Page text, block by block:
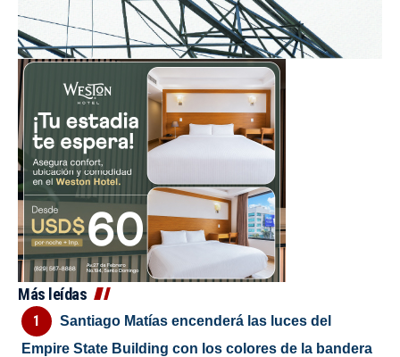
Más leídas
Santiago Matías encenderá las luces del
Empire State Building con los colores de la bandera